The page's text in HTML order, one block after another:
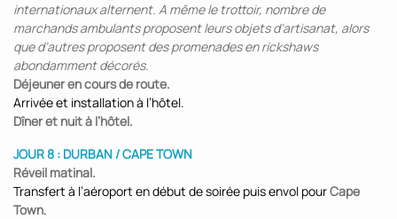
internationaux alternent. A même le trottoir, nombre de
marchands ambulants proposent leurs objets d’artisanat, alors
que d’autres proposent des promenades en rickshaws
abondamment décorés.
Déjeuner en cours de route.
Arrivée et installation à l’hôtel.
Dîner et nuit à l’hôtel.
JOUR 8 : DURBAN / CAPE TOWN
Réveil matinal.
Transfert à l’aéroport en début de soirée puis envol pourCape
Town.